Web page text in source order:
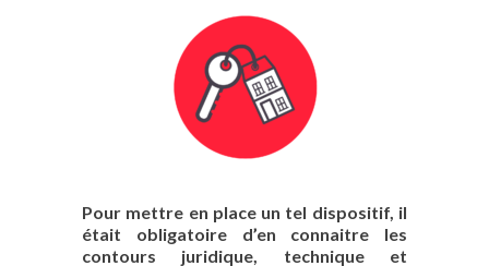
Pour mettre en place un tel dispositif, il
était obligatoire d’en connaitre les
contours juridique, technique et